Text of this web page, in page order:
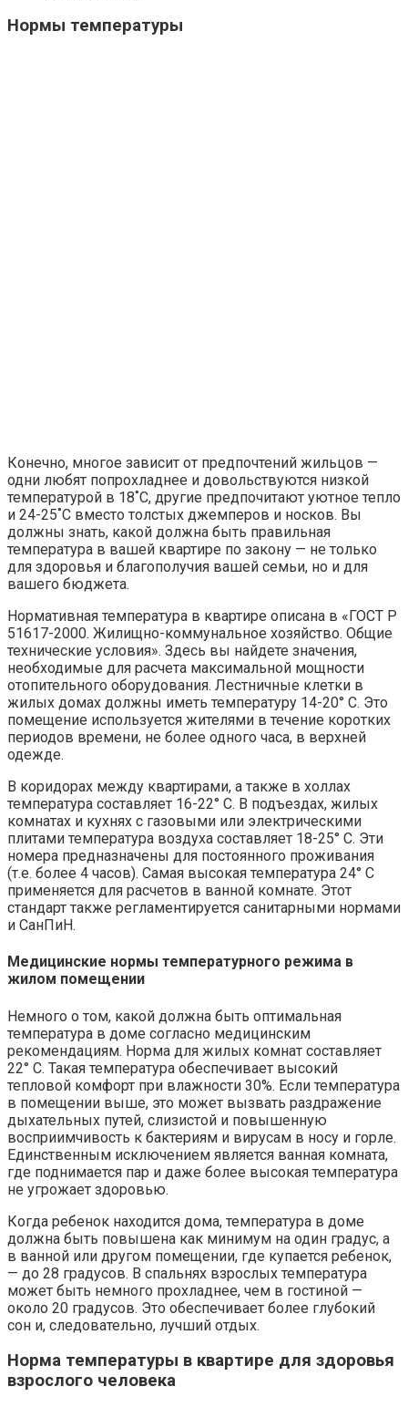
Нормы температуры
Конечно, многое зависит от предпочтений жильцов —
одни любят попрохладнее и довольствуются низкой
температурой в 18˚C, другие предпочитают уютное тепло
и 24-25˚C вместо толстых джемперов и носков. Вы
должны знать, какой должна быть правильная
температура в вашей квартире по закону — не только
для здоровья и благополучия вашей семьи, но и для
вашего бюджета.
Нормативная температура в квартире описана в «ГОСТ Р
51617-2000. Жилищно-коммунальное хозяйство. Общие
технические условия». Здесь вы найдете значения,
необходимые для расчета максимальной мощности
отопительного оборудования. Лестничные клетки в
жилых домах должны иметь температуру 14-20° C. Это
помещение используется жителями в течение коротких
периодов времени, не более одного часа, в верхней
одежде.
В коридорах между квартирами, а также в холлах
температура составляет 16-22° C. В подъездах, жилых
комнатах и кухнях с газовыми или электрическими
плитами температура воздуха составляет 18-25° C. Эти
номера предназначены для постоянного проживания
(т.е. более 4 часов). Самая высокая температура 24° C
применяется для расчетов в ванной комнате. Этот
стандарт также регламентируется санитарными нормами
и СанПиН.
Медицинские нормы температурного режима в
жилом помещении
Немного о том, какой должна быть оптимальная
температура в доме согласно медицинским
рекомендациям. Норма для жилых комнат составляет
22° C. Такая температура обеспечивает высокий
тепловой комфорт при влажности 30%. Если температура
в помещении выше, это может вызвать раздражение
дыхательных путей, слизистой и повышенную
восприимчивость к бактериям и вирусам в носу и горле.
Единственным исключением является ванная комната,
где поднимается пар и даже более высокая температура
не угрожает здоровью.
Когда ребенок находится дома, температура в доме
должна быть повышена как минимум на один градус, а
в ванной или другом помещении, где купается ребенок,
— до 28 градусов. В спальнях взрослых температура
может быть немного прохладнее, чем в гостиной —
около 20 градусов. Это обеспечивает более глубокий
сон и, следовательно, лучший отдых.
Норма температуры в квартире для здоровья
взрослого человека